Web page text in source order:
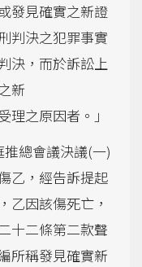
發見確實之新證
判決之犯罪事實
決，而於訴訟上
新
理之原因者。」
總會議決議(一)
乙，經告訴提起
乙因該傷死亡，
十二條第二款聲
所稱發見確實新